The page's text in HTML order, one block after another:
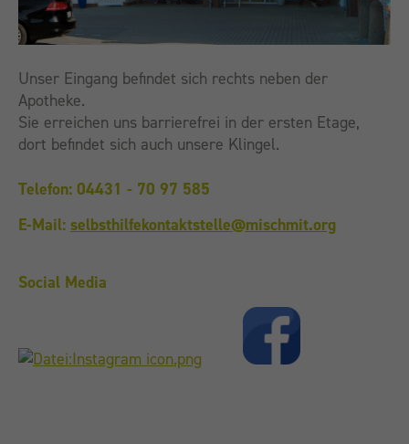
Unser Eingang befindet sich rechts neben der
Apotheke.
Sie erreichen uns barrierefrei in der ersten Etage,
dort befindet sich auch unsere Klingel.
Telefon: 04431 - 70 97 585
E-Mail: selbsthilfekontaktstelle@mischmit.org
Social Media